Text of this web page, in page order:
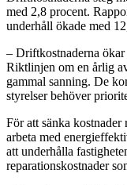
med 2,8 procent.
underhåll ökade med
– Driftkostnaderna
Riktlinjen om en årlig
gammal sanning. De
styrelser behöver
För att sänka
arbeta med
att underhålla
reparationskostnader